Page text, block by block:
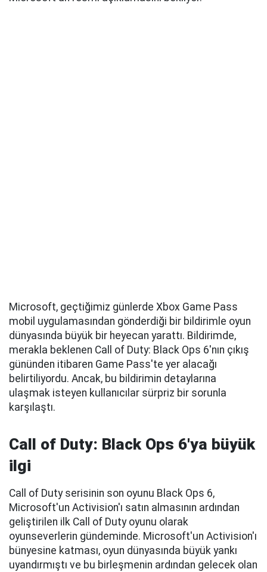
Microsoft, geçtiğimiz günlerde Xbox Game Pass
mobil uygulamasından gönderdiği bir bildirimle oyun
dünyasında büyük bir heyecan yarattı. Bildirimde,
merakla beklenen Call of Duty: Black Ops 6'nın çıkış
gününden itibaren Game Pass'te yer alacağı
belirtiliyordu. Ancak, bu bildirimin detaylarına
ulaşmak isteyen kullanıcılar sürpriz bir sorunla
karşılaştı.
Call of Duty: Black Ops 6'ya büyük
ilgi
Call of Duty serisinin son oyunu Black Ops 6,
Microsoft'un Activision'ı satın almasının ardından
geliştirilen ilk Call of Duty oyunu olarak
oyunseverlerin gündeminde. Microsoft'un Activision'ı
bünyesine katması, oyun dünyasında büyük yankı
uyandırmıştı ve bu birleşmenin ardından gelecek olan